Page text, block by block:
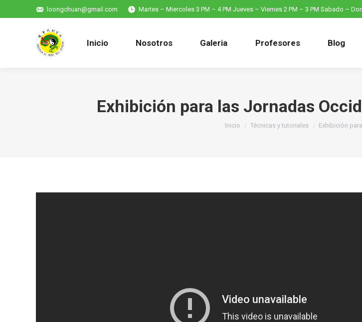
loongchuan@gmail.com Martes – Miercoles 3 PM – 4 PM Jueves – Viernes 2 PM – 3 PM Sabado –
Inicio Nosotros Galeria Profesores Blog
Exhibición para las Jornadas
Inicio Técnicas y tutoriales Exhibición